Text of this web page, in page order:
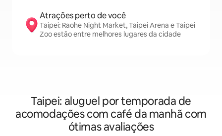
Atrações perto de você
Taipei: Raohe Night Market, Taipei Arena e Taipei
Zoo estão entre melhores lugares da cidade
Taipei: aluguel por temporada de
acomodações com café da manhã com
ótimas avaliações